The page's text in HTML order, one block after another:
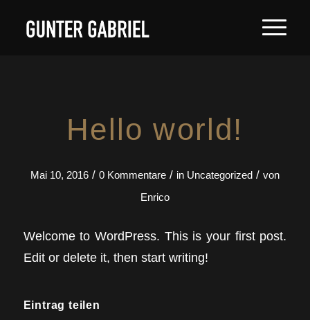
Hello world!
Mai 10, 2016 / 0 Kommentare / in Uncategorized / von
Enrico
Welcome to WordPress. This is your first post.
Edit or delete it, then start writing!
Eintrag teilen